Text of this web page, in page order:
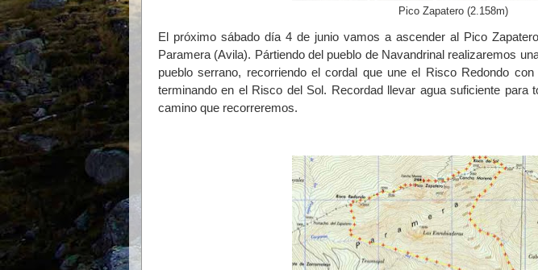
Pico Zapatero (2.158m)
El próximo sábado día 4 de junio vamos a ascender al Pico
Paramera (Avila). Pártiendo del pueblo de Navandrinal realizaremos
pueblo serrano, recorriendo el cordal que une el Risco Redondo
terminando en el Risco del Sol. Recordad llevar agua suficiente para
camino que recorreremos.